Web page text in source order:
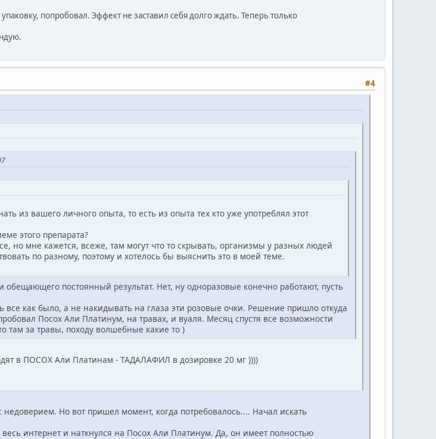
попробовал. Эффект не заставил себя долго ждать. Теперь только
#4
из вашего личного опыта, то есть из опыта тех кто уже употреблял этот
этого препарата?
но мне кажется, всеже, там могут что то скрывать, организмы у разных людей
по разному, поэтому и хотелось бы выяснить это в моей теме.
обещающего постоянный результат. Нет, ну одноразовые конечно работают, пусть
все как было, а не накидывать на глаза эти розовые очки. Решение пришло откуда
Посох Али Платинум, на травах, и вуаля. Месяц спустя все возможности
там за травы, походу волшебные какие то )
в ПОСОХ Али Платинам - ТАДАЛАФИЛ в дозировке 20 мг ))))
недоверием. Но вот пришел момент, когда потребовалось.... Начал искать
интернет и наткнулся на Посох Али Платинум. Да, он имеет полностью